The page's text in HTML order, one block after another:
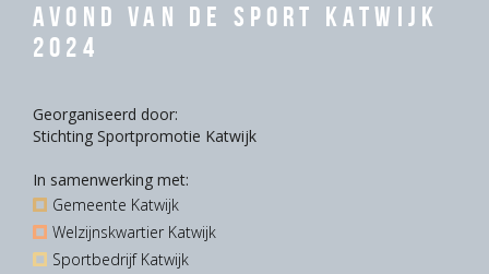
Avond van de Sport Katwijk
2024
Georganiseerd door:
Stichting Sportpromotie Katwijk
In samenwerking met:
Gemeente Katwijk
Welzijnskwartier Katwijk
Sportbedrijf Katwijk